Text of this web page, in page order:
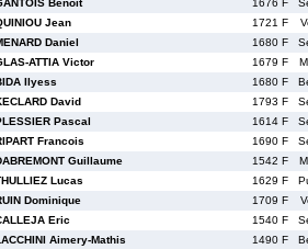
Benoit 1676 F
Jean 1721 F
Daniel 1680 F
ATTIA Victor 1679 F
Ilyess 1680 F
David 1793 F
Pascal 1614 F
Francois 1690 F
Guillaume 1542 F
Lucas 1629 F
Dominique 1709 F
Eric 1540 F
Aimery-Mathis 1490 F